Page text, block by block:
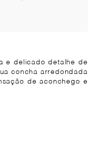
e delicado detalhe de
concha arredondada
de aconchego e